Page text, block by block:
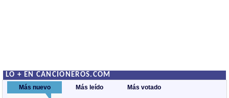
LO + EN CANCIONEROS.COM
Más nuevo Más leído Más votado